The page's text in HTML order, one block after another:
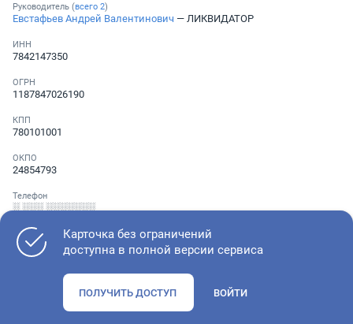
Руководитель (всего 2)
Евстафьев Андрей Валентинович — ЛИКВИДАТОР
ИНН
7842147350
ОГРН
1187847026190
КПП
780101001
ОКПО
24854793
Телефон
░ ░░░ ░░░░░░░
Проверьте учредительные документы, адрес регистрации и
Карточка без ограничений
доступна в полной версии сервиса
ПОЛУЧИТЬ ДОСТУП ВОЙТИ